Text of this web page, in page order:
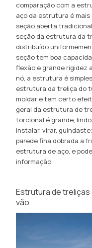
comparação com a
aço da estrutura é
seção aberta
seção da estrutura da
distribuído
seção tem boa
flexão e grande rigidez
nó, a estrutura é
estrutura da treliça do
moldar e tem certo
geral da estrutura de
torcional é grande,
instalar, virar,
parede fina dobrada a
estrutura de aço, e
informação
Estrutura de
vão